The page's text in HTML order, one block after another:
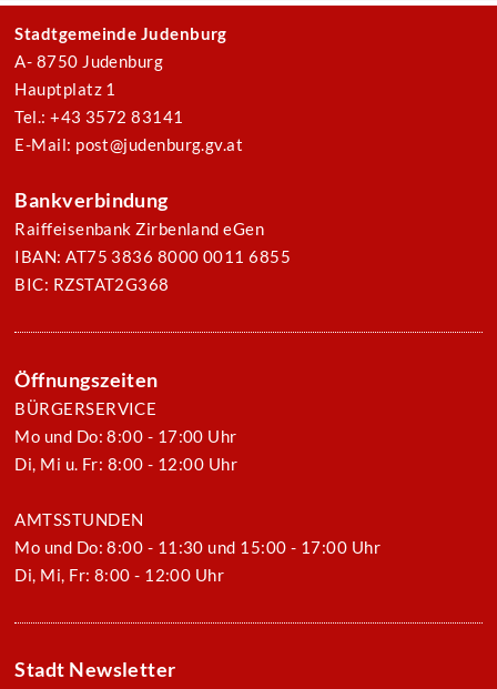
Stadtgemeinde Judenburg
A- 8750 Judenburg
Hauptplatz 1
Tel.: +43 3572 83141
E-Mail: post@judenburg.gv.at
Bankverbindung
Raiffeisenbank Zirbenland eGen
IBAN: AT75 3836 8000 0011 6855
BIC: RZSTAT2G368
Öffnungszeiten
BÜRGERSERVICE
Mo und Do: 8:00 - 17:00 Uhr
Di, Mi u. Fr: 8:00 - 12:00 Uhr
AMTSSTUNDEN
Mo und Do: 8:00 - 11:30 und 15:00 - 17:00 Uhr
Di, Mi, Fr: 8:00 - 12:00 Uhr
Stadt Newsletter